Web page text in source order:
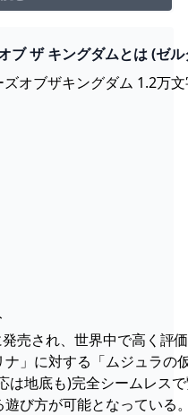
ブ ザ キングダムとは (ゼ
オブザキングダム 1.2万
売され、世界中で高く評
」に対する「ムジュラ
は地底も)完全シームレス
び方が可能となっている